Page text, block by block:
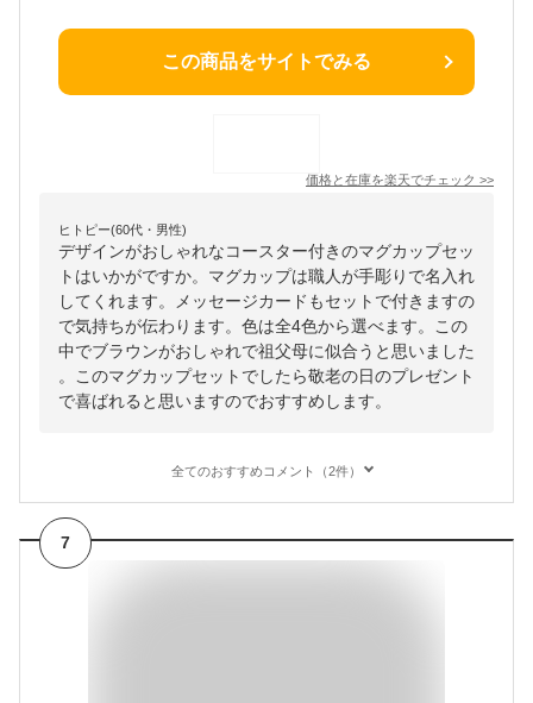
この商品をサイトでみる
価格と在庫を楽天でチェック >>
ヒトピー(60代・男性)
デザインがおしゃれなコースター付きのマグカップセッ
トはいかがですか。マグカップは職人が手彫りで名入れ
してくれます。メッセージカードもセットで付きますの
で気持ちが伝わります。色は全4色から選べます。この
中でブラウンがおしゃれで祖父母に似合うと思いました
。このマグカップセットでしたら敬老の日のプレゼント
で喜ばれると思いますのでおすすめします。
全てのおすすめコメント（2件）
7